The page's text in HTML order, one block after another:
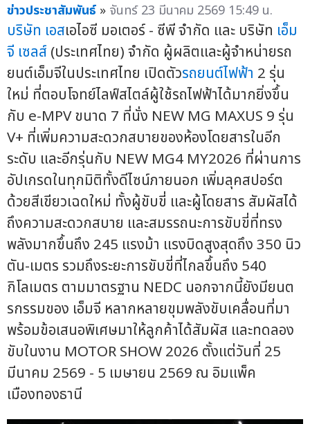
ข่าวประชาสัมพันธ์ » จันทร์ 23 มีนาคม 2569 15:49 น.
บริษัท เอสเอไอซี มอเตอร์ - ซีพี จำกัด และ บริษัท เอ็ม
จี เซลส์ (ประเทศไทย) จำกัด ผู้ผลิตและผู้จำหน่ายรถ
ยนต์เอ็มจีในประเทศไทย เปิดตัวรถยนต์ไฟฟ้า 2 รุ่น
ใหม่ ที่ตอบโจทย์ไลฟ์สไตล์ผู้ใช้รถไฟฟ้าได้มากยิ่งขึ้น
กับ e-MPV ขนาด 7 ที่นั่ง NEW MG MAXUS 9 รุ่น
V+ ที่เพิ่มความสะดวกสบายของห้องโดยสารในอีก
ระดับ และอีกรุ่นกับ NEW MG4 MY2026 ที่ผ่านการ
อัปเกรดในทุกมิติทั้งดีไซน์ภายนอก เพิ่มลุคสปอร์ต
ด้วยสีเขียวเฉดใหม่ ทั้งผู้ขับขี่ และผู้โดยสาร สัมผัสได้
ถึงความสะดวกสบาย และสมรรถนะการขับขี่ที่ทรง
พลังมากขึ้นถึง 245 แรงม้า แรงบิดสูงสุดถึง 350 นิว
ตัน-เมตร รวมถึงระยะการขับขี่ที่ไกลขึ้นถึง 540
กิโลเมตร ตามมาตรฐาน NEDC นอกจากนี้ยังมียนต
รกรรมของ เอ็มจี หลากหลายขุมพลังขับเคลื่อนที่มา
พร้อมข้อเสนอพิเศษมาให้ลูกค้าได้สัมผัส และทดลอง
ขับในงาน MOTOR SHOW 2026 ตั้งแต่วันที่ 25
มีนาคม 2569 - 5 เมษายน 2569 ณ อิมแพ็ค
เมืองทองธานี